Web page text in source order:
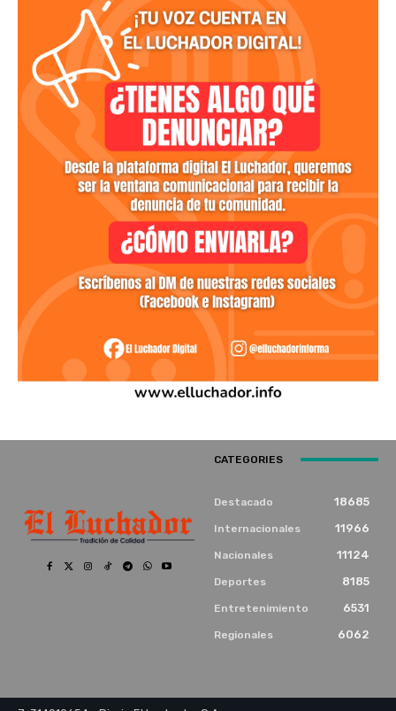
CATEGORIES
Destacado 18685
Internacionales 11966
Nacionales 11124
Deportes 8185
Entretenimiento 6531
Regionales 6062